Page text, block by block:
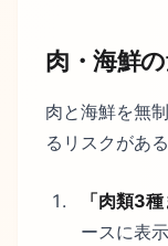
肉・海鮮
肉と海鮮を無
るリスクがあ
「肉類3
ースに表